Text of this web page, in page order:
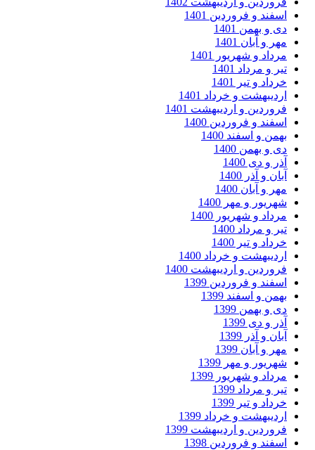
و فروردین 1401
و بهمن 1401
و آبان 1401
و شهریور 1401
و مرداد 1401
و تیر 1401
و خرداد 1401
و اردیبهشت 1401
و فروردین 1400
و اسفند 1400
و بهمن 1400
و دی 1400
و آذر 1400
و آبان 1400
و مهر 1400
و شهریور 1400
و مرداد 1400
و تیر 1400
و خرداد 1400
و اردیبهشت 1400
و فروردین 1399
و اسفند 1399
و بهمن 1399
و دی 1399
و آذر 1399
و آبان 1399
و مهر 1399
و شهریور 1399
و مرداد 1399
و تیر 1399
و خرداد 1399
و اردیبهشت 1399
و فروردین 1398